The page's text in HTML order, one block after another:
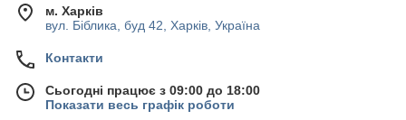
м. Харків
вул. Біблика, буд 42, Харків, Україна
Контакти
Сьогодні працює з 09:00 до 18:00
Показати весь графік роботи